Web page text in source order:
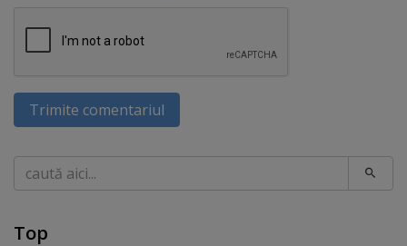
Trimite comentariul
Caută
Top